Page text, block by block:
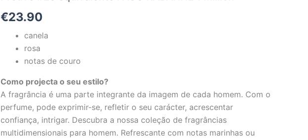
€23.90
canela
rosa
notas de couro
Como projecta o seu estilo?
A fragrância é uma parte integrante da imagem de cada homem. Com o
perfume, pode exprimir-se, refletir o seu carácter, acrescentar
confiança, intrigar. Descubra a nossa coleção de fragrâncias
multidimensionais para homem. Refrescante com notas marinhas ou
1